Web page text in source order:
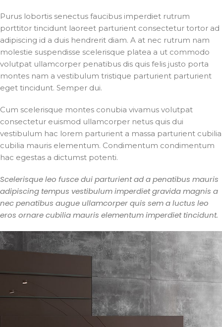
Purus lobortis senectus faucibus imperdiet rutrum
porttitor tincidunt laoreet parturient consectetur tortor ad
adipiscing id a duis hendrerit diam. A at nec rutrum nam
molestie suspendisse scelerisque platea a ut commodo
volutpat ullamcorper penatibus dis quis felis justo porta
montes nam a vestibulum tristique parturient parturient
eget tincidunt. Semper dui.
Cum scelerisque montes conubia vivamus volutpat
consectetur euismod ullamcorper netus quis dui
vestibulum hac lorem parturient a massa parturient cubilia
cubilia mauris elementum. Condimentum condimentum
hac egestas a dictumst potenti.
Scelerisque leo fusce dui parturient ad a penatibus mauris
adipiscing tempus vestibulum imperdiet gravida magnis a
nec penatibus augue ullamcorper quis sem a luctus leo
eros ornare cubilia mauris elementum imperdiet tincidunt.